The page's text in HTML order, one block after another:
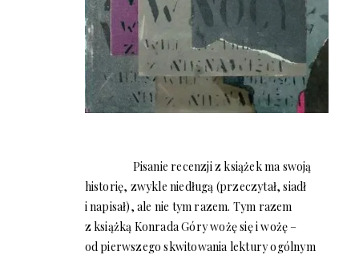
Pisanie recenzji z książek ma swoją
historię, zwykle niedługą (przeczytał, siadł
i napisał), ale nie tym razem. Tym razem
z książką Konrada Góry wożę się i wożę –
od pierwszego skwitowania lektury ogólnym